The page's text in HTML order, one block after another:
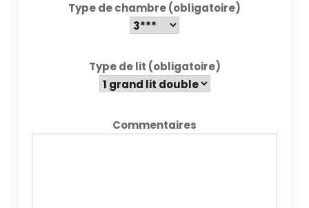
Type de chambre (obligatoire)
Type de lit (obligatoire)
Commentaires